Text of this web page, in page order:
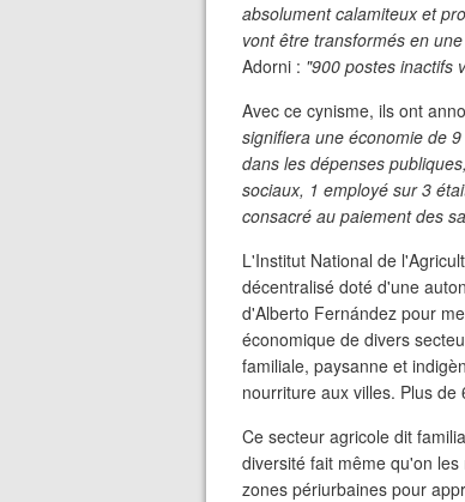
absolument calamiteux et
vont être transformés en
Adorni : "900 postes inactifs
Avec ce cynisme, ils ont
signifiera une économie de
dans les dépenses
sociaux, 1 employé sur 3
consacré au paiement des
L'Institut National de
décentralisé doté d'une
d'Alberto Fernández pour
économique de divers
familiale, paysanne et
nourriture aux villes. Plus
Ce secteur agricole dit
diversité fait même qu'on
zones périurbaines pour